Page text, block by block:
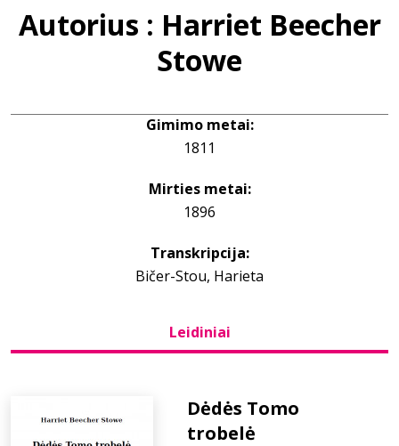
Leidiniai
Naujienos
Autorius : Harriet Beecher
Stowe
Gimimo metai:
1811
Mirties metai:
1896
Transkripcija:
Bičer-Stou, Harieta
Leidiniai
Dėdės Tomo
trobelė